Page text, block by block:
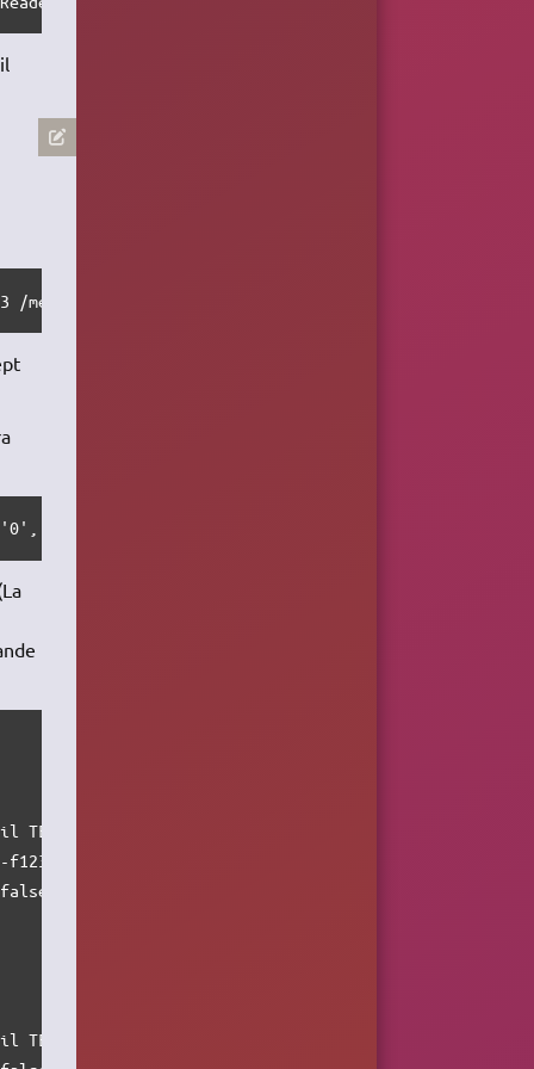
.kobo/KoboReader.sqlite
| sqlite3 /media/TON_USER/
TEXT,___DeviceID TEXT,FacebookAuthToken
TEXT,___DeviceID TEXT,FacebookAuthToken